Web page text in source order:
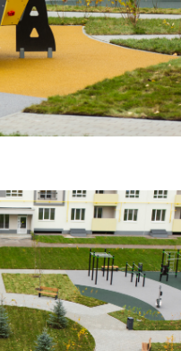
1 из 15
квартала «Центральный»